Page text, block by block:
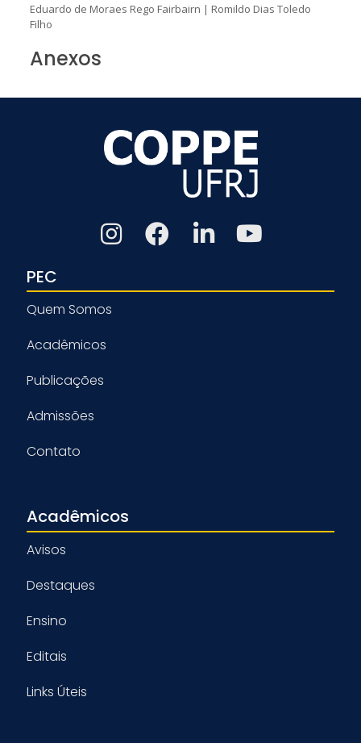
Eduardo de Moraes Rego Fairbairn | Romildo Dias Toledo
Filho
Anexos
PEC
Quem Somos
Acadêmicos
Publicações
Admissões
Contato
Acadêmicos
Avisos
Destaques
Ensino
Editais
Links Úteis